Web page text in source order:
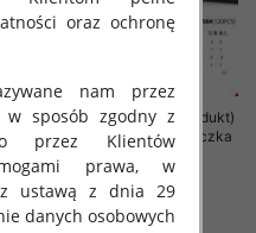
Bluzki damskie (Francja produkt)
Roz S/M-M/L, Mix Kolor Paczka
35.00 zł
szczegóły
oraz ochronę
nam przez
w sposób zgodny z
przez Klientów
prawa, w
z ustawą z dnia 29
danych osobowych